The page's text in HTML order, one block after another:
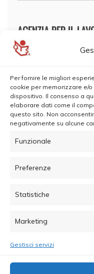
Per fornire le migliori
cookie per memorizzare e/
dispositivo. Il consenso a
elaborare dati come il
questo sito. Non
negativamente su alcune
Funzionale
Preferenze
Statistiche
Marketing
Gestisci servizi
AGENZIA PER IL